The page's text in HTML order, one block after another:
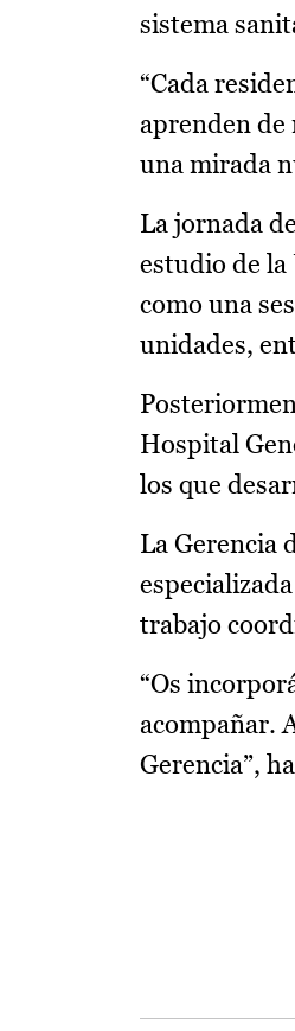
sistema
“Cada
aprenden de
una mirada
La jornada
estudio de la
como una
unidades,
Hospital
los que
La Gerencia
trabajo
“Os
acompañar.
Gerencia”,